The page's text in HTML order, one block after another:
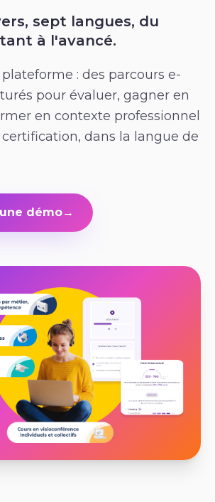
sept langues, du
à l'avancé.
: des parcours e-
pour évaluer, gagner en
en contexte professionnel
dans la langue de
démo→